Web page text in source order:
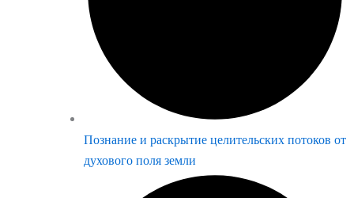
Познание и раскрытие целительских потоков от
духового поля земли